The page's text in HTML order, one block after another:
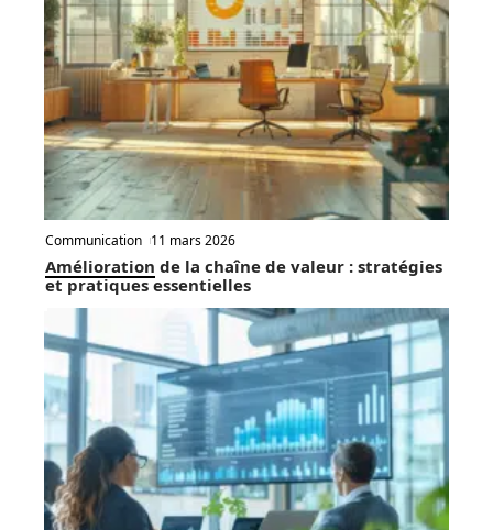
Communication 11 mars 2026
Amélioration de la chaîne de valeur : stratégies
et pratiques essentielles